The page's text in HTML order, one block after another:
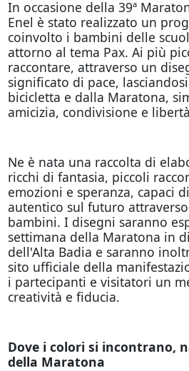
In occasione della 39ª
Enel è stato realizzato un
coinvolto i bambini delle
attorno al tema Pax. Ai più
raccontare, attraverso un
significato di pace,
bicicletta e dalla Maratona,
amicizia, condivisione e
Ne è nata una raccolta di
ricchi di fantasia, piccoli
emozioni e speranza, capaci
autentico sul futuro
bambini. I disegni saranno
settimana della Maratona in
dell'Alta Badia e saranno
sito ufficiale della
i partecipanti e visitatori un
creatività e fiducia.
Dove i colori si incontrano,
della Maratona